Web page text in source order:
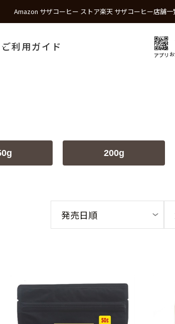
Amazon サザコーヒー ストア楽天 サザコーヒー店舗一
ご利用ガイド
アプリ
200g